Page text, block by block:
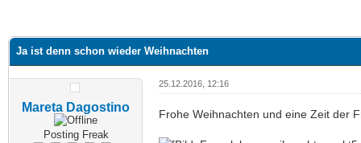
Ja ist denn schon wieder Weihnachten
Mareta Dagostino
Posting Freak
25.12.2016, 12:16
Frohe Weihnachten und eine Zeit der